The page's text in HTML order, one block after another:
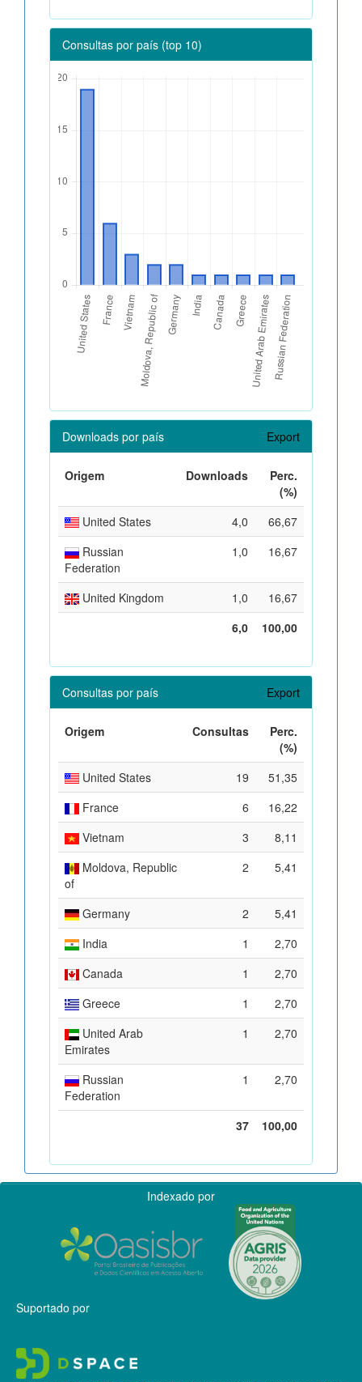
Consultas por país (top 10)
Downloads por país Export
Origem Downloads
Perc.
(%)
United States
4,0
66,67
Russian
Federation
1,0 16,67
United Kingdom 1,0
16,67
6,0
100,00
Consultas por país Export
Origem Consultas
Perc.
(%)
United States
19
51,35
France
6
16,22
Vietnam
3
8,11
Moldova, Republic
of
2 5,41
Germany 2
5,41
India
1
2,70
Canada
1
2,70
Greece
1
2,70
United Arab
Emirates
1 2,70
Russian
Federation
1 2,70
37 100,00
Indexado por
Suportado por